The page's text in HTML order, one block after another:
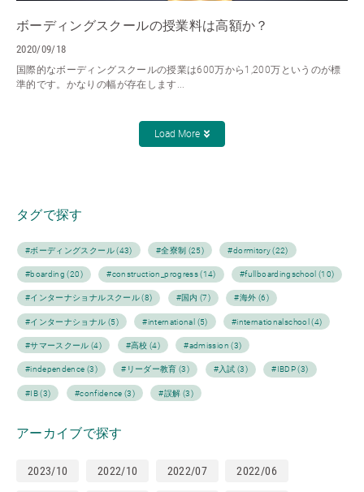
ボーディングスクールの授業料は高額か？
2020/09/18
国際的なボーディングスクールの授業は600万から1,200万というのが標
準的です。かなりの幅が存在します...
Load More
タグで探す
#ボーディングスクール (43) #全寮制 (25) #dormitory (22)
#boarding (20) #construction_progress (14) #fullboardingschool (10)
#インターナショナルスクール (8) #国内 (7) #海外 (6)
#インターナショナル (5) #international (5) #internationalschool (4)
#サマースクール (4) #高校 (4) #admission (3)
#independence (3) #リーダー教育 (3) #入試 (3) #IBDP (3)
#IB (3) #confidence (3) #誤解 (3)
アーカイブで探す
2023/10 2022/10 2022/07 2022/06